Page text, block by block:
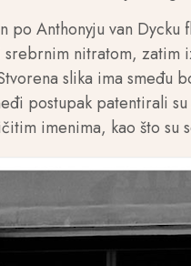
po Anthonyju van
nitratom, zatim
slika ima
postupak patentirali
imenima, kao što su